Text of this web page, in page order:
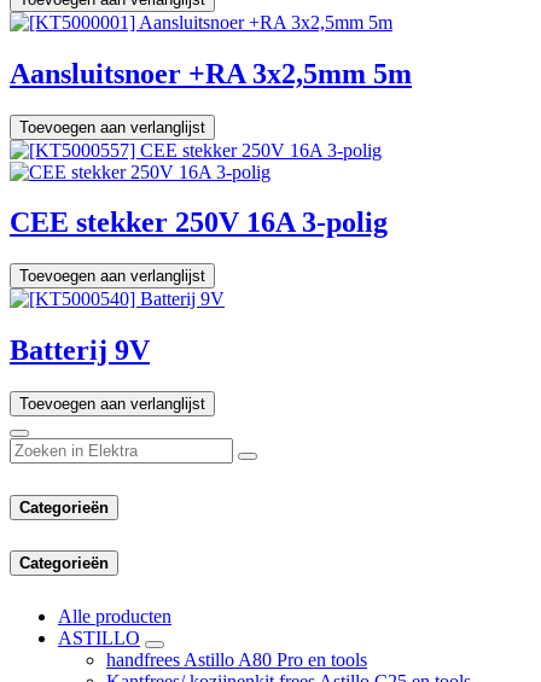
Aansluitsnoer +RA 3x2,5mm 5m
Toevoegen aan verlanglijst
CEE stekker 250V 16A 3-polig
Toevoegen aan verlanglijst
Batterij 9V
Toevoegen aan verlanglijst
Categorieën
Categorieën
Alle producten
ASTILLO
handfrees Astillo A80 Pro en tools